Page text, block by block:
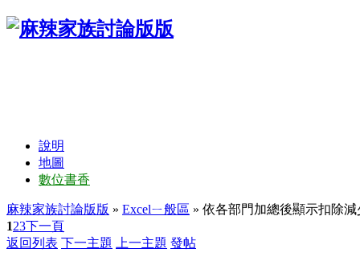
說明
地圖
數位書香
麻辣家族討論版版 » Excelㄧ般區 » 依各部門加總後顯示扣除
123下一頁
返回列表 下一主題 上一主題 發帖